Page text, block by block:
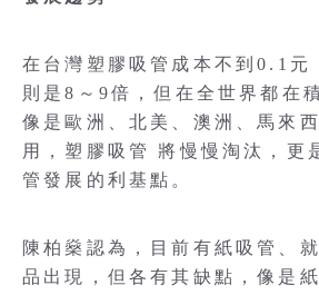
在台灣塑膠吸管成本不到0.1元
則是8～9倍，但在全世界都在
像是歐洲、北美、澳洲、馬來
用，塑膠吸管 將慢慢淘汰，更
管發展的利基點。
陳柏燊認為，目前有紙吸管、
品出現，但各有其缺點，像是